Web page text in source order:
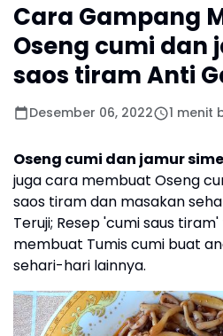
Cara Gampang
Oseng cumi dan
saos tiram Anti
Desember 06, 2022 1 menit
Oseng cumi dan jamur
juga cara membuat Oseng
saos tiram dan masakan
Teruji; Resep 'cumi saus
membuat Tumis cumi buat
sehari-hari lainnya.